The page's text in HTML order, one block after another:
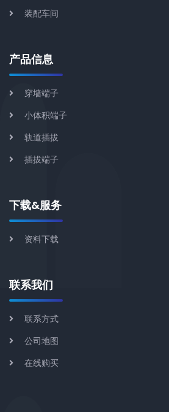
装配车间
产品信息
穿墙端子
小体积端子
轨道插拔
插拔端子
下载&服务
资料下载
联系我们
联系方式
公司地图
在线购买